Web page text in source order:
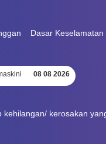
Dasar Keselamatan
08 08 2026
kerosakan